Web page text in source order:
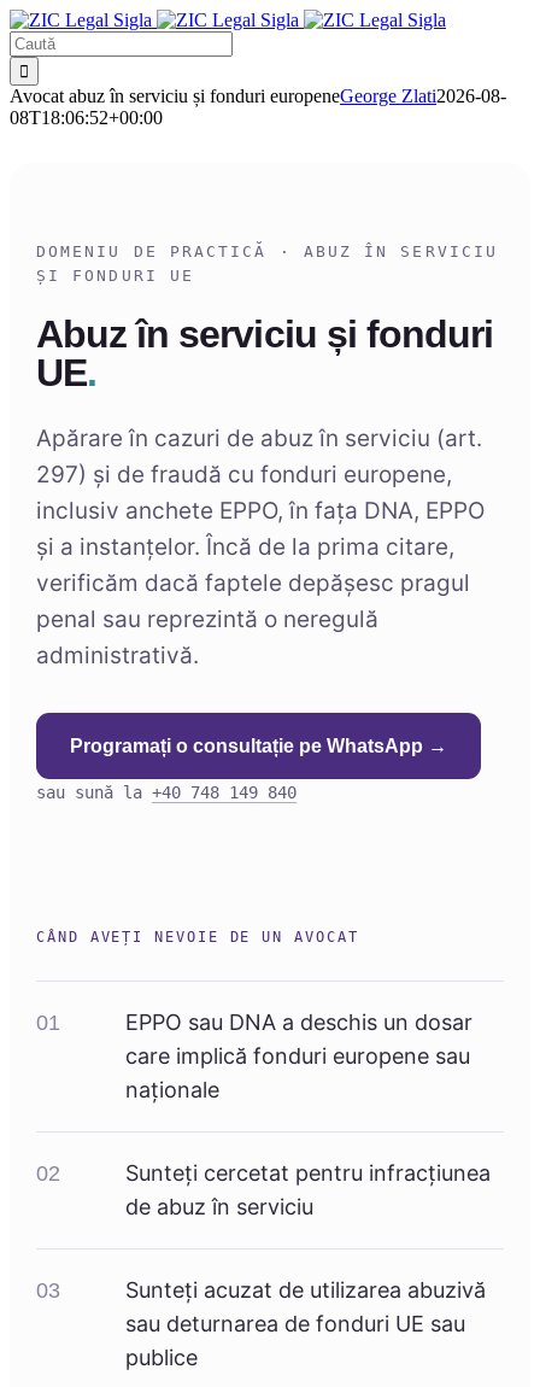
Sari
la
conținut
Caută
Avocat abuz în serviciu și fonduri europeneGeorge Zlati2026-08-
08T18:06:52+00:00
DOMENIU DE PRACTICĂ · ABUZ ÎN SERVICIU
ȘI FONDURI UE
Abuz în serviciu și fonduri
UE.
Apărare în cazuri de abuz în serviciu (art.
297) și de fraudă cu fonduri europene,
inclusiv anchete EPPO, în fața DNA, EPPO
și a instanțelor. Încă de la prima citare,
verificăm dacă faptele depășesc pragul
penal sau reprezintă o neregulă
administrativă.
Programați o consultație pe WhatsApp →
sau sună la +40 748 149 840
CÂND AVEȚI NEVOIE DE UN AVOCAT
01
EPPO sau DNA a deschis un dosar
care implică fonduri europene sau
naționale
02
Sunteți cercetat pentru infracțiunea
de abuz în serviciu
03
Sunteți acuzat de utilizarea abuzivă
sau deturnarea de fonduri UE sau
publice